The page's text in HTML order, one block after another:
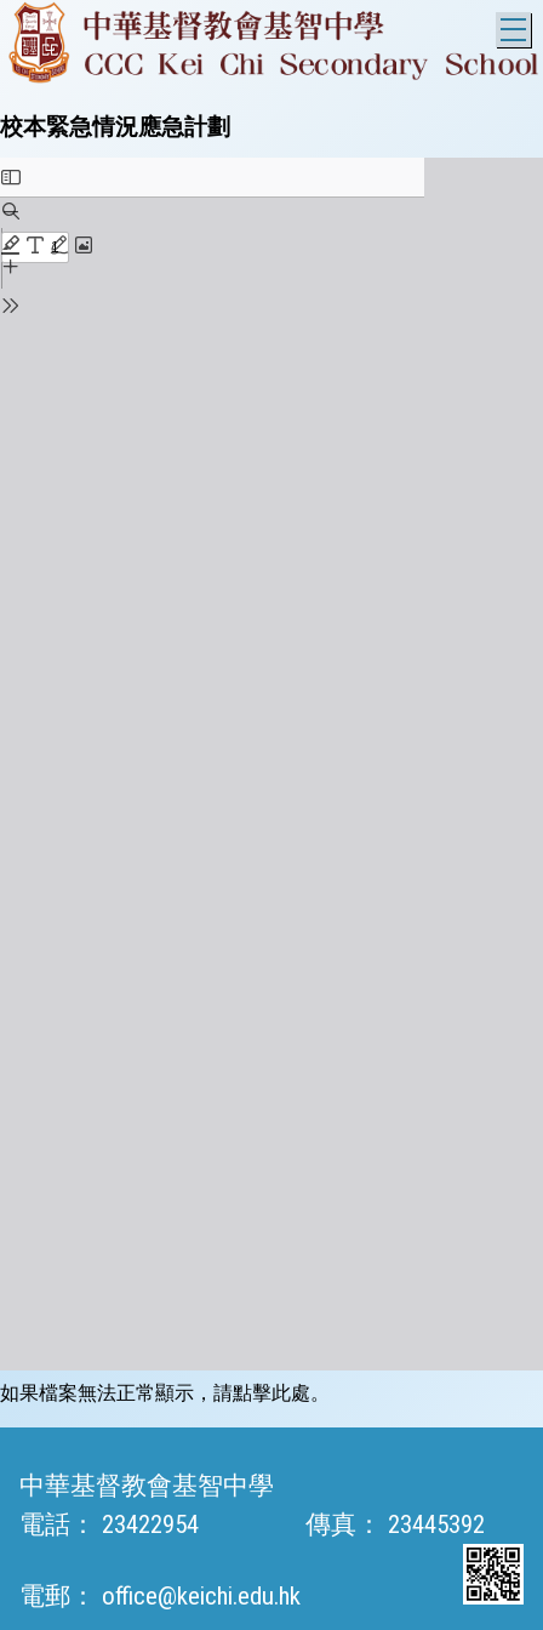
校本緊急情況應急計劃
如果檔案無法正常顯示，請點擊此處。
中華基督教會基智中學
電話：
23422954 傳真： 23445392
電郵： office@keichi.edu.hk